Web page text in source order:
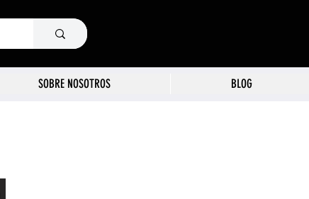
SOBRE NOSOTROS BLOG